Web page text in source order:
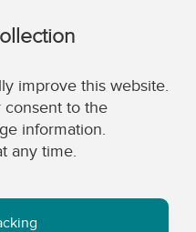
improve this website.
consent to the
information.
any time.